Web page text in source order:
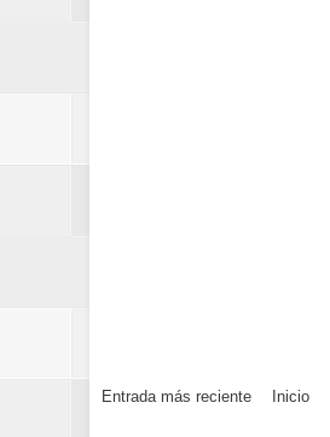
Entrada más reciente Inicio